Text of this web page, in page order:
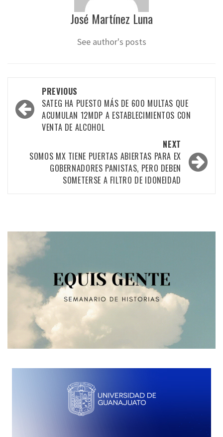
José Martínez Luna
See author's posts
navigation
PREVIOUS
SATEG HA PUESTO MÁS DE 600 MULTAS QUE
ACUMULAN 12MDP A ESTABLECIMIENTOS CON
VENTA DE ALCOHOL
NEXT
SOMOS MX TIENE PUERTAS ABIERTAS PARA EX
GOBERNADORES PANISTAS, PERO DEBEN
SOMETERSE A FILTRO DE IDONEIDAD